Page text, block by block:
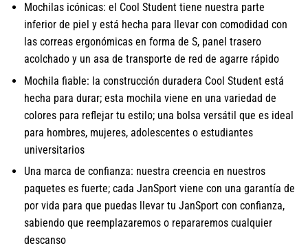
Mochilas icónicas: el Cool Student tiene nuestra parte
inferior de piel y está hecha para llevar con comodidad con
las correas ergonómicas en forma de S, panel trasero
acolchado y un asa de transporte de red de agarre rápido
Mochila fiable: la construcción duradera Cool Student está
hecha para durar; esta mochila viene en una variedad de
colores para reflejar tu estilo; una bolsa versátil que es ideal
para hombres, mujeres, adolescentes o estudiantes
universitarios
Una marca de confianza: nuestra creencia en nuestros
paquetes es fuerte; cada JanSport viene con una garantía de
por vida para que puedas llevar tu JanSport con confianza,
sabiendo que reemplazaremos o repararemos cualquier
descanso